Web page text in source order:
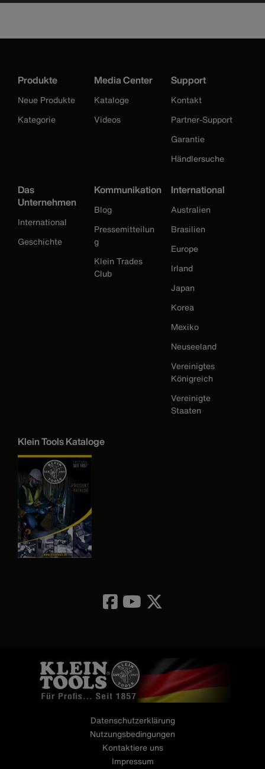
Produkte
Neue Produkte
Kategorie
Media Center
Kataloge
Videos
Support
Kontakt
Partner-Support
Garantie
Händlersuche
Das
Unternehmen
International
Geschichte
Kommunikation
Blog
Pressemitteilun
g
Klein Trades
Club
International
Australien
Brasilien
Europe
Irland
Japan
Korea
Mexiko
Neuseeland
Vereinigtes
Königreich
Vereinigte
Staaten
Klein Tools Kataloge
Datenschutzerklärung
Nutzungsbedingungen
Kontaktiere uns
Impressum